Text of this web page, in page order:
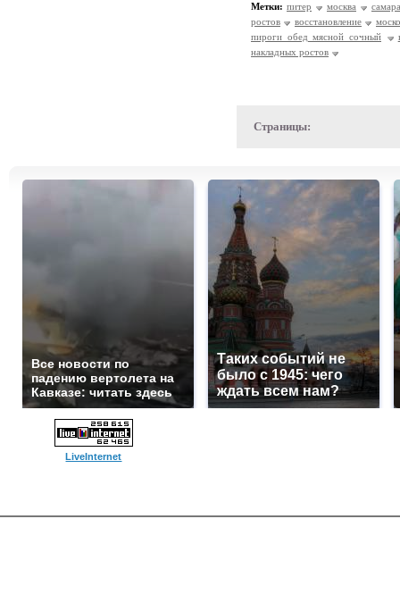
Метки: питер москва
самара
ростов
восстановление
пироги обед мясной сочный
накладных ростов
Страницы:
Все новости по
падению вертолета на
Кавказе: читать здесь
Таких событий не
было с 1945: чего
ждать всем нам?
LiveInternet